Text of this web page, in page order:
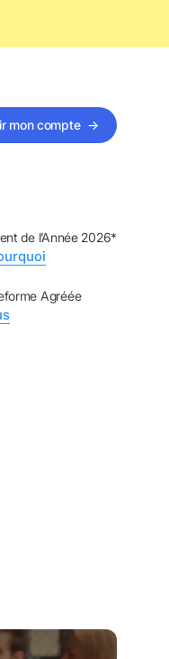
mon compte →
de l’Année 2026*
Agréée